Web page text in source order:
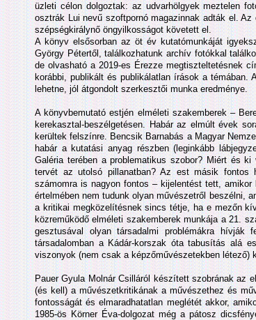
üzleti célon dolgoztak: az udvarhölgyek meztelen
osztrák Lui nevű szoftpornó magazinnak adták el.
szépségkirálynő öngyilkosságot követett el.
A könyv elsősorban az öt év kutatómunkáját
György Pétertől, találkozhatunk archív fotókkal
de olvasható a 2019-es Érezze megtiszteltetésnek
korábbi, publikált és publikálatlan írások a témában.
lehetne, jól átgondolt szerkesztői munka eredménye.
A könyvbemutató estjén elméleti szakemberek –
kerekasztal-beszélgetésen. Habár az elmúlt évek
kerültek felszínre. Bencsik Barnabás a Magyar
habár a kutatási anyag részben (leginkább
Galéria terében a problematikus szobor? Miért és
tervét az utolsó pillanatban? Az est másik fontos
számomra is nagyon fontos – kijelentést tett,
értelmében nem tudunk olyan művészetről beszélni,
a kritikai megközelítésnek sincs tétje, ha e mezőn
közreműködő elméleti szakemberek munkája a 21.
gesztusával olyan társadalmi problémákra
társadalomban a Kádár-korszak óta tabusítás alá
viszonyok (nem csak a képzőművészetekben létező)
Pauer Gyula Molnár Csilláról készített szobrának az
(és kell) a művészetkritikának a művészethez és
fontosságát és elmaradhatatlan meglétét akkor,
1985-ös Körner Éva-dolgozat még a pátosz